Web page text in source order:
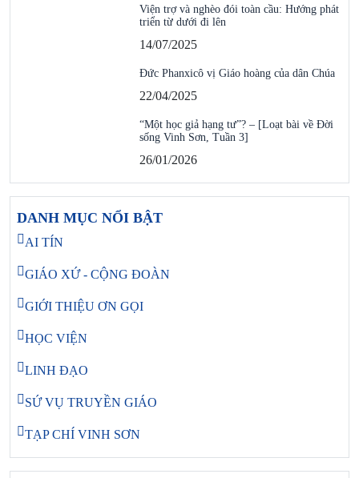
Viện trợ và nghèo đói toàn cầu: Hướng phát
triển từ dưới đi lên
14/07/2025
Đức Phanxicô vị Giáo hoàng của dân Chúa
22/04/2025
“Một học giả hạng tư”? – [Loạt bài về Đời
sống Vinh Sơn, Tuần 3]
26/01/2026
DANH MỤC NỔI BẬT
AI TÍN
GIÁO XỨ - CỘNG ĐOÀN
GIỚI THIỆU ƠN GỌI
HỌC VIỆN
LINH ĐẠO
SỨ VỤ TRUYỀN GIÁO
TẠP CHÍ VINH SƠN